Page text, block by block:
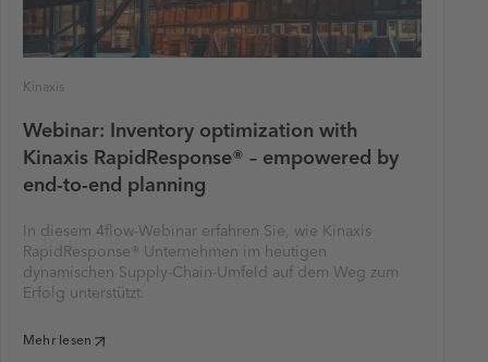
Kinaxis
Webinar: Inventory optimization with
Kinaxis RapidResponse® – empowered by
end-to-end planning
In diesem 4flow-Webinar erfahren Sie, wie Kinaxis
RapidResponse® Unternehmen im heutigen
dynamischen Supply-Chain-Umfeld auf dem Weg zum
Erfolg unterstützt.
Mehr lesen